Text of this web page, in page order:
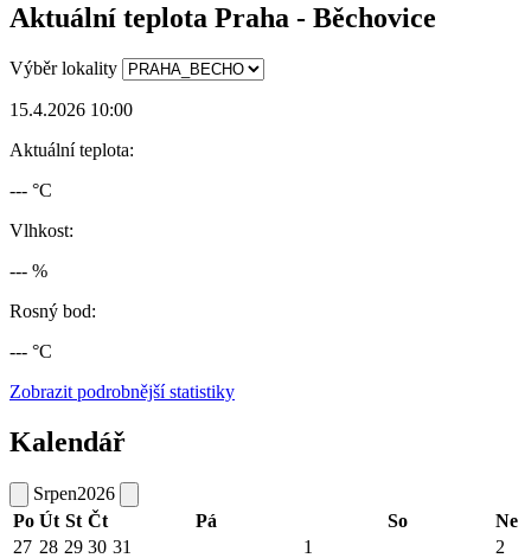
Aktuální teplota Praha - Běchovice
Výběr lokality
15.4.2026 10:00
Aktuální teplota:
--- °C
Vlhkost:
--- %
Rosný bod:
--- °C
Zobrazit podrobnější statistiky
Kalendář
Srpen2026
Po Út St Čt Pá So
Ne
27 28 29 30 31 1
2